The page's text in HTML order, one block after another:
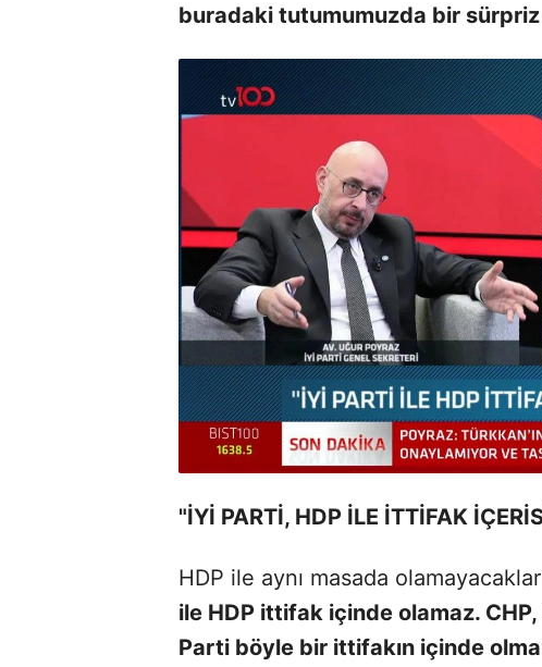
buradaki tutumumuzda bir
"İYİ PARTİ, HDP İLE İTTİFAK
HDP ile aynı masada
ile HDP ittifak içinde olamaz.
Parti böyle bir ittifakın içinde